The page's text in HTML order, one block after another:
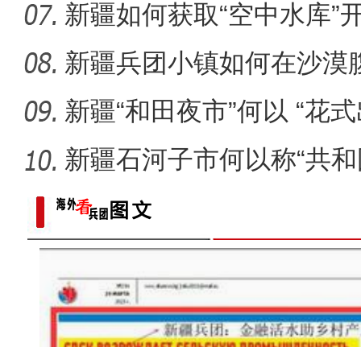
重大革命历史题材电影《天
新疆如何获取“空中水库”
新疆兵团小镇如何在沙漠
迹”？
新疆“和田夜市”何以 “花
新疆石河子市何以称“共